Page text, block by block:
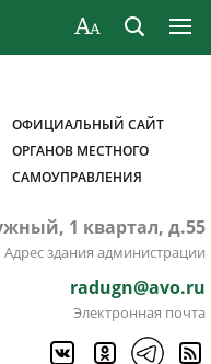
ОФИЦИАЛЬНЫЙ САЙТ
ОРГАНОВ МЕСТНОГО
САМОУПРАВЛЕНИЯ
1 квартал, д.55
Адрес здания администрации
radugn@avo.ru
Электронная почта